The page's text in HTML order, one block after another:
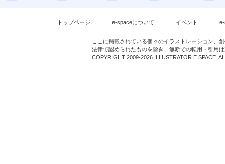
トップページ e-spaceについて イベント
ここに掲載されている個々のイラストレーション、
法律で認められたものを除き、無断での転用・引用
COPYRIGHT 2009-2026 ILLUSTRATOR E SPACE.